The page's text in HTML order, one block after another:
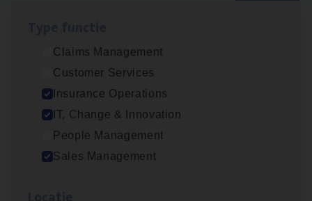
Claims Management
Customer Services
Insurance Operations
IT, Change & Innovation
People Management
Sales Management
Dos­sier­be­heer­der ver­ze­ke­rin­gen — Soci­al
Pro­fit en Public
Insurance Operations
Antwerpen